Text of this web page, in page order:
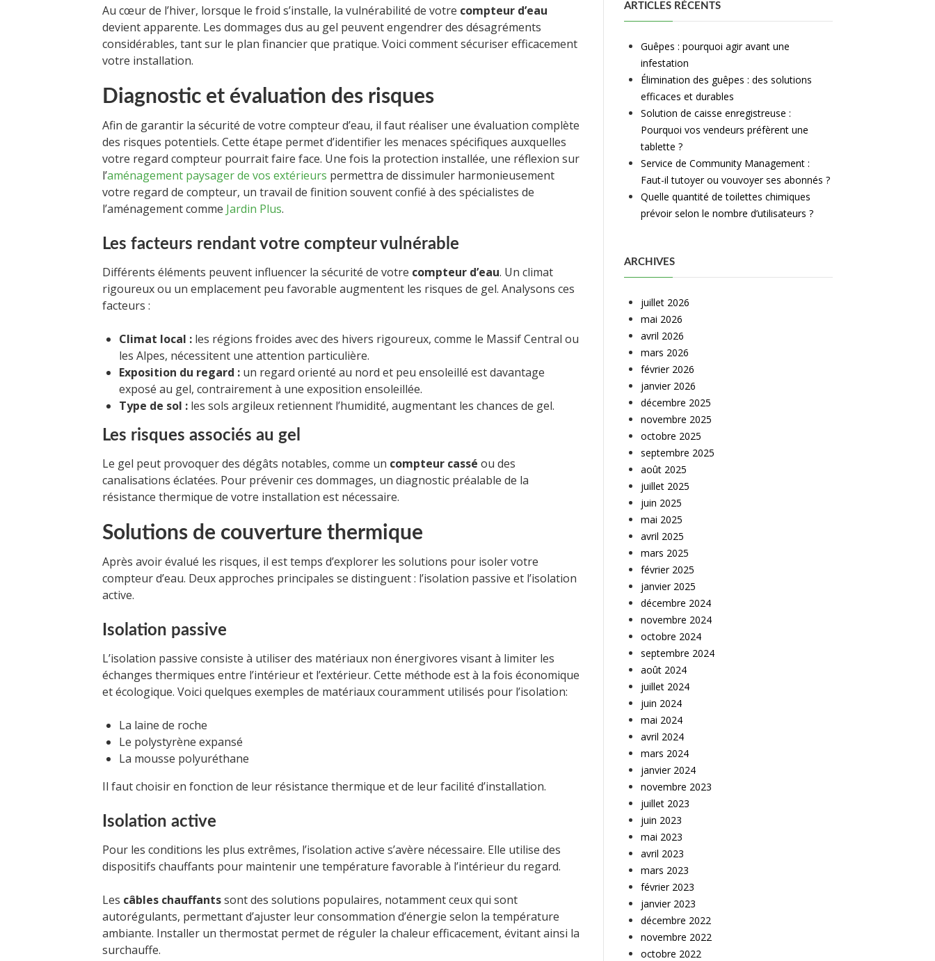
Au cœur de l’hiver, lorsque le froid s’installe, la vulnérabilité de votre compteur d’eau
devient apparente. Les dommages dus au gel peuvent engendrer des désagréments
considérables, tant sur le plan financier que pratique. Voici comment sécuriser efficacement
votre installation.
Diagnostic et évaluation des risques
Afin de garantir la sécurité de votre compteur d’eau, il faut réaliser une évaluation complète
des risques potentiels. Cette étape permet d’identifier les menaces spécifiques auxquelles
votre regard compteur pourrait faire face. Une fois la protection installée, une réflexion sur
l’aménagement paysager de vos extérieurs permettra de dissimuler harmonieusement
votre regard de compteur, un travail de finition souvent confié à des spécialistes de
l’aménagement comme Jardin Plus.
Les facteurs rendant votre compteur vulnérable
Différents éléments peuvent influencer la sécurité de votre compteur d’eau. Un climat
rigoureux ou un emplacement peu favorable augmentent les risques de gel. Analysons ces
facteurs :
Climat local : les régions froides avec des hivers rigoureux, comme le Massif Central ou
les Alpes, nécessitent une attention particulière.
Exposition du regard : un regard orienté au nord et peu ensoleillé est davantage
exposé au gel, contrairement à une exposition ensoleillée.
Type de sol : les sols argileux retiennent l’humidité, augmentant les chances de gel.
Les risques associés au gel
Le gel peut provoquer des dégâts notables, comme un compteur cassé ou des
canalisations éclatées. Pour prévenir ces dommages, un diagnostic préalable de la
résistance thermique de votre installation est nécessaire.
Solutions de couverture thermique
Après avoir évalué les risques, il est temps d’explorer les solutions pour isoler votre
compteur d’eau. Deux approches principales se distinguent : l’isolation passive et l’isolation
active.
Isolation passive
L’isolation passive consiste à utiliser des matériaux non énergivores visant à limiter les
échanges thermiques entre l’intérieur et l’extérieur. Cette méthode est à la fois économique
et écologique. Voici quelques exemples de matériaux couramment utilisés pour l’isolation:
La laine de roche
Le polystyrène expansé
La mousse polyuréthane
Il faut choisir en fonction de leur résistance thermique et de leur facilité d’installation.
Isolation active
Pour les conditions les plus extrêmes, l’isolation active s’avère nécessaire. Elle utilise des
dispositifs chauffants pour maintenir une température favorable à l’intérieur du regard.
Les câbles chauffantssont des solutions populaires, notamment ceux qui sont
autorégulants, permettant d’ajuster leur consommation d’énergie selon la température
ambiante. Installer un thermostat permet de réguler la chaleur efficacement, évitant ainsi la
surchauffe.
ARTICLES RÉCENTS
Guêpes : pourquoi agir avant une
infestation
Élimination des guêpes : des solutions
efficaces et durables
Solution de caisse enregistreuse :
Pourquoi vos vendeurs préfèrent une
tablette ?
Service de Community Management :
Faut-il tutoyer ou vouvoyer ses abonnés ?
Quelle quantité de toilettes chimiques
prévoir selon le nombre d’utilisateurs ?
ARCHIVES
juillet 2026
mai 2026
avril 2026
mars 2026
février 2026
janvier 2026
décembre 2025
novembre 2025
octobre 2025
septembre 2025
août 2025
juillet 2025
juin 2025
mai 2025
avril 2025
mars 2025
février 2025
janvier 2025
décembre 2024
novembre 2024
octobre 2024
septembre 2024
août 2024
juillet 2024
juin 2024
mai 2024
avril 2024
mars 2024
janvier 2024
novembre 2023
juillet 2023
juin 2023
mai 2023
avril 2023
mars 2023
février 2023
janvier 2023
décembre 2022
novembre 2022
octobre 2022